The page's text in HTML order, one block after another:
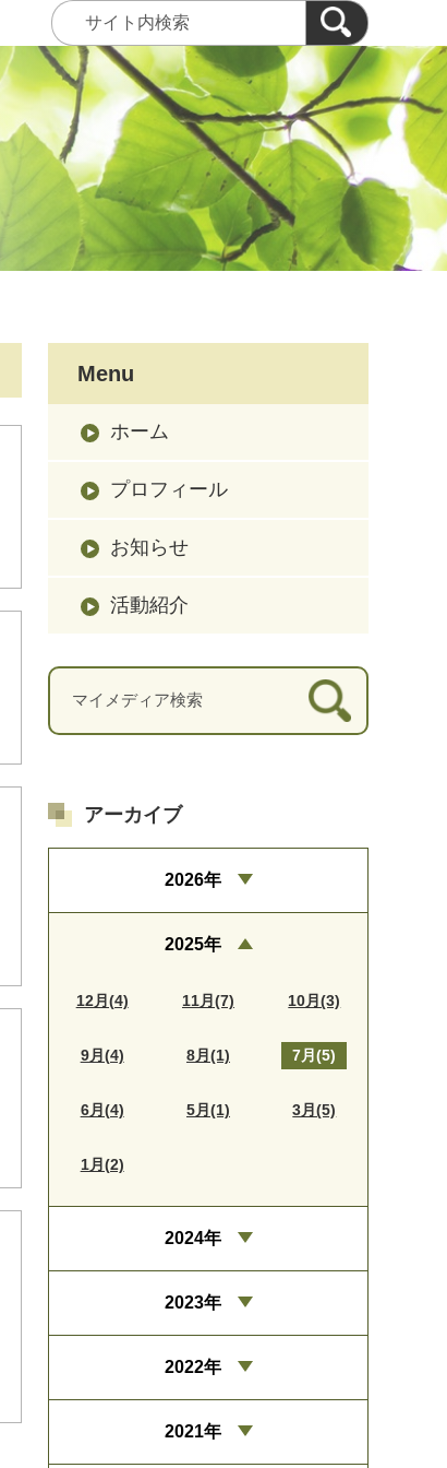
Menu
ホーム
プロフィール
お知らせ
活動紹介
アーカイブ
2026年
2025年
12月(4) 11月(7) 10月(3)
9月(4) 8月(1) 7月(5)
6月(4) 5月(1) 3月(5)
1月(2)
2024年
2023年
2022年
2021年